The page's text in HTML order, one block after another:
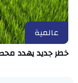
عالمية
خطر جديد يهدد